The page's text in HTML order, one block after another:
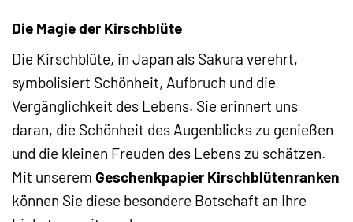
Die Magie der Kirschblüte
Die Kirschblüte, in Japan als Sakura verehrt,
symbolisiert Schönheit, Aufbruch und die
Vergänglichkeit des Lebens. Sie erinnert uns
daran, die Schönheit des Augenblicks zu genießen
und die kleinen Freuden des Lebens zu schätzen.
Mit unserem Geschenkpapier Kirschblütenranken
können Sie diese besondere Botschaft an Ihre